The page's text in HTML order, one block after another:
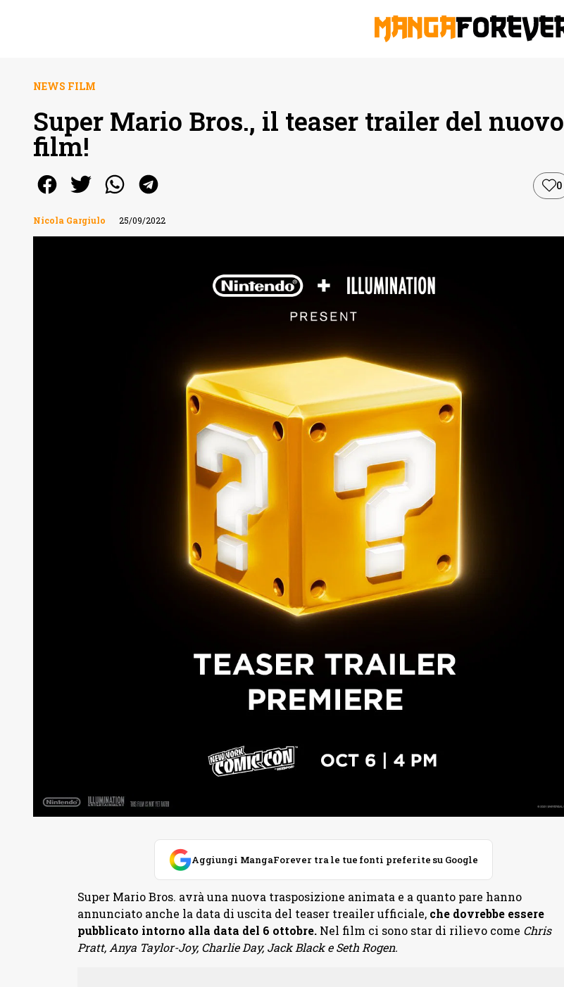
NEWS FILM
Super Mario Bros., il teaser trailer del nuovo
film!
0
Nicola Gargiulo 25/09/2022
Aggiungi MangaForever tra le tue fonti preferite su Google
Super Mario Bros. avrà una nuova trasposizione animata e a quanto pare hanno
annunciato anche la data di uscita del teaser treailer ufficiale, che dovrebbe essere
pubblicato intorno alla data del 6 ottobre.Nel film ci sono star di rilievo come Chris
Pratt, Anya Taylor-Joy, Charlie Day, Jack Black e Seth Rogen.